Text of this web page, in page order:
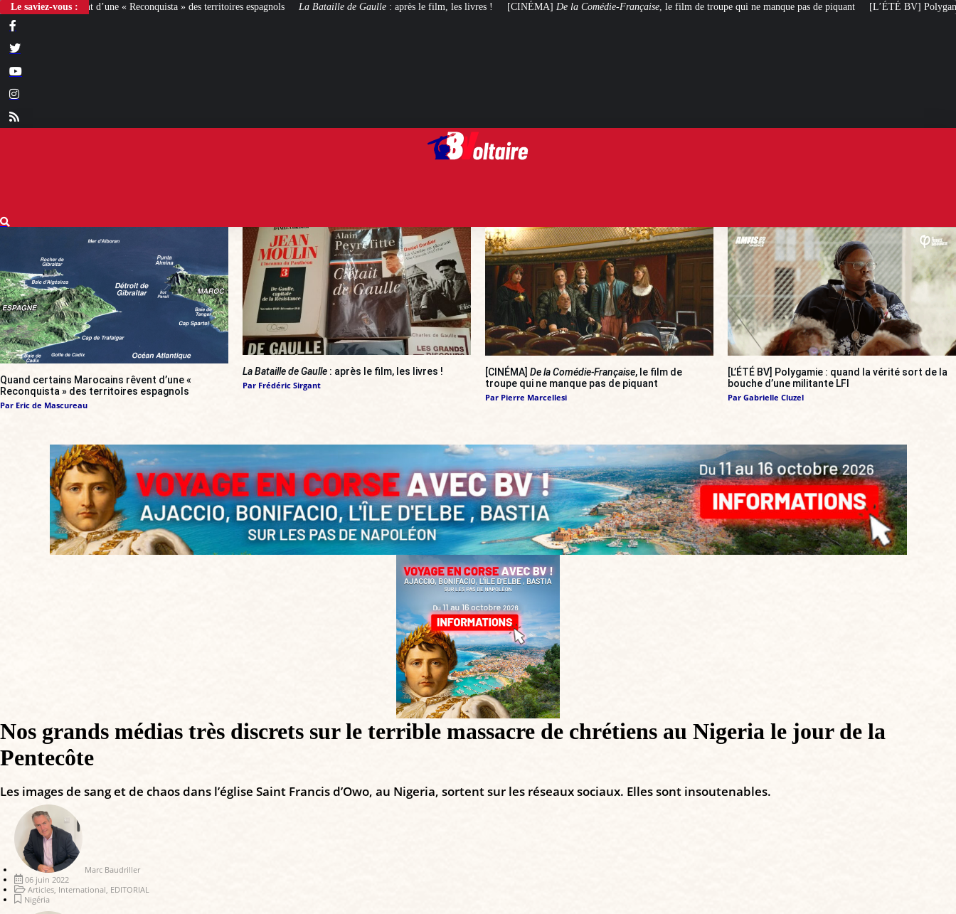
Le saviez-vous :
« Reconquista » des territoires espagnols La Bataille de Gaulle: après le film, les livres ! [CINÉMA]De la Comédie-Française, le film de troupe qui ne manque pas de piquant [L’ÉTÉ BV] Polygamie : quand la vérité sort
Quand certains Marocains rêvent d’une «
Reconquista » des territoires espagnols
Par Eric de Mascureau
La Bataille de Gaulle : après le film, les livres !
Par Frédéric Sirgant
[CINÉMA] De la Comédie-Française, le film de
troupe qui ne manque pas de piquant
Par Pierre Marcellesi
[L’ÉTÉ BV] Polygamie : quand la vérité sort de la
bouche d’une militante LFI
Par Gabrielle Cluzel
Nos grands médias très discrets sur le terrible massacre de chrétiens au Nigeria le jour de la
Pentecôte
Les images de sang et de chaos dans l’église Saint Francis d’Owo, au Nigeria, sortent sur les réseaux sociaux. Elles sont insoutenables.
Marc Baudriller
06 juin 2022
Articles International EDITORIAL
Nigéria